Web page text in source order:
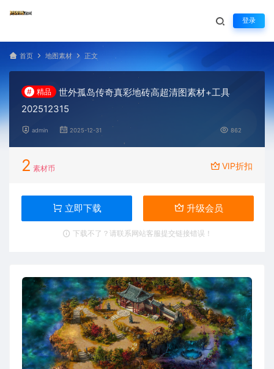
登录
首页 地图素材 正文
# 精品
世外孤岛传奇真彩地砖高超清图素材+工具
202512315
admin 2025-12-31 862
2 素材币 VIP折扣
立即下载 升级会员
下载不了？请联系网站客服提交链接错误！